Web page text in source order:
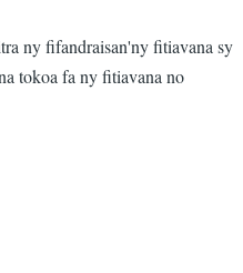
ny fifandraisan'ny fitiavana sy
tokoa fa ny fitiavana no